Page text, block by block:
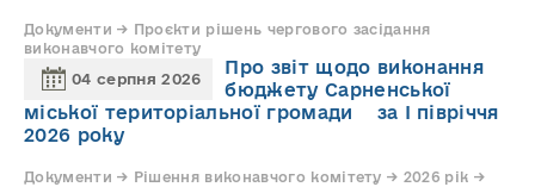
Документи → Проєкти рішень чергового засідання
виконавчого комітету
04 серпня 2026
Про звіт щодо виконання
бюджету Сарненської
міської територіальної громади за І півріччя
2026 року
Документи → Рішення виконавчого комітету → 2026 рік →